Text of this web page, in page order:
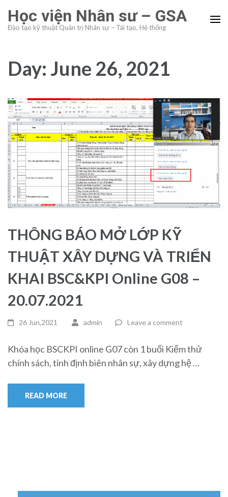
content
Enter)
Học viện Nhân sư – GSA
Đào tạo kỹ thuật Quản trị Nhân sự – Tái tạo, Hệ thống
Day: June 26, 2021
THÔNG BÁO MỞ LỚP KỸ
THUẬT XÂY DỰNG VÀ TRIỂN
KHAI BSC&KPI Online G08 –
20.07.2021
26 Jun,2021 admin Leave a comment
Khóa học BSCKPI online G07 còn 1 buổi Kiểm thử
chính sách, tính định biên nhân sự, xây dựng hệ …
READ MORE